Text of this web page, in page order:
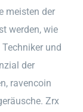
meisten der
werden, wie
und
der
ravencoin
Zrx